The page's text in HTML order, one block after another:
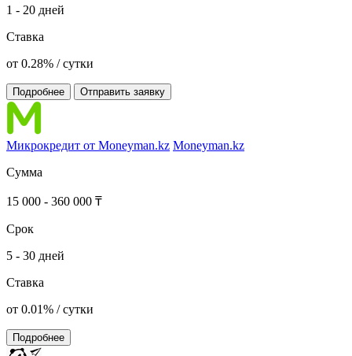
1 - 20 дней
Ставка
от 0.28% / сутки
Подробнее Отправить заявку
Микрокредит от Moneyman.kz Moneyman.kz
Сумма
15 000 - 360 000 ₸
Срок
5 - 30 дней
Ставка
от 0.01% / сутки
Подробнее